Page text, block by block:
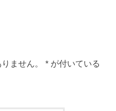
ません。 * が付いている